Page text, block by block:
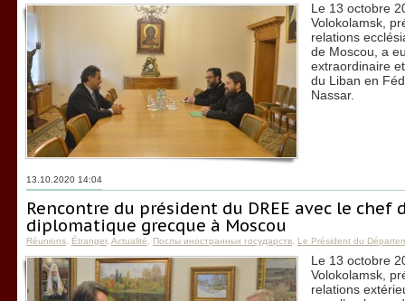
Le 13 octobre
Volokolamsk,
relations
de Moscou, a
extraordinaire
du Liban en
Nassar.
13.10.2020 14:04
Rencontre du président du DREE avec le chef
diplomatique grecque à Moscou
Réunions Étranger, Actualité Послы иностранных государств Le Président du
Le 13 octobre
Volokolamsk,
relations